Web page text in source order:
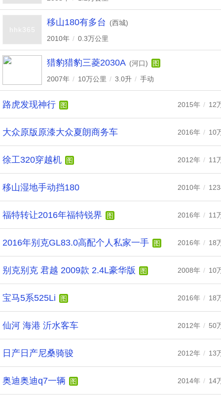
hhk365
移山180有多台
(西城)
2010年 / 0.3万公里
猎豹猎豹三菱2030A (河口)
图
2007年 / 10万公里 / 3.0升 / 手动
路虎发现神行 图 2015年 / 12
大众原版原漆大众夏朗商务车 2016年 / 10
徐工320穿越机 图 2012年 / 11
移山湿地手动挡180 2010年 /
福特转让2016年福特锐界 图 2016年 / 11
2016年别克GL83.0高配个人私家一手 图 2016年 / 18
别克别克 君越 2009款 2.4L豪华版 图 2008年 / 10
宝马5系525Li 图 2016年 / 18
仙河 海港 沂水客车 2012年 / 50
日产日产尼桑骑骏 2012年 / 13
奥迪奥迪q7一辆 图 2014年 / 14